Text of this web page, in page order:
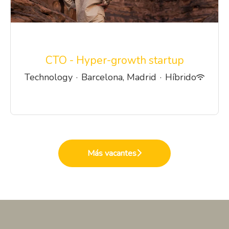
CTO - Hyper-growth startup
Technology · Barcelona, Madrid · Híbrido
Más vacantes